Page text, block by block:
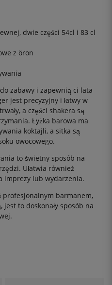
dwie części 54cl i 83 cl
z öron
zabawy i zapewnią ci lata
jest precyzyjny i łatwy w
a części shakera są
Łyżka barowa ma
koktajli, a sitka są
owocowego.
to świetny sposób na
Ułatwia również
imprezy lub wydarzenia.
profesjonalnym barmanem,
to doskonały sposób na